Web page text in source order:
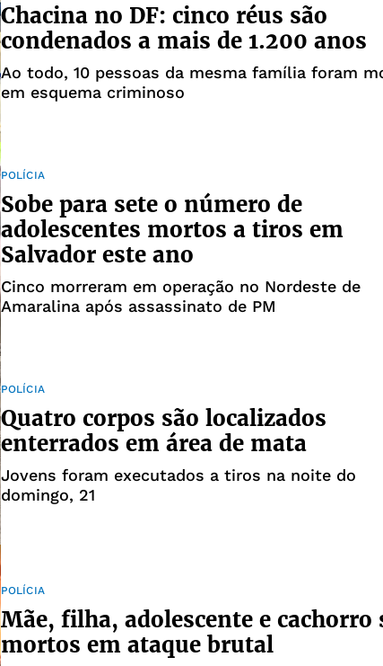
Chacina no DF: cinco réus são
condenados a mais de 1.200 anos
Ao todo, 10 pessoas da mesma família foram
em esquema criminoso
POLÍCIA
Sobe para sete o número de
adolescentes mortos a tiros em
Salvador este ano
Cinco morreram em operação no Nordeste de
Amaralina após assassinato de PM
POLÍCIA
Quatro corpos são localizados
enterrados em área de mata
Jovens foram executados a tiros na noite do
domingo, 21
POLÍCIA
Mãe, filha, adolescente e cachorro
mortos em ataque brutal